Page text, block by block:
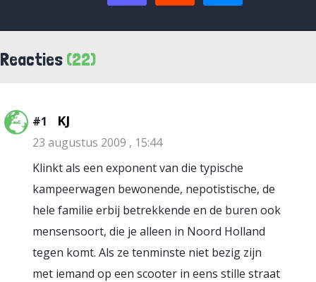
Reacties (22)
#1 KJ
23 augustus 2009 , 15:44
Klinkt als een exponent van die typische
kampeerwagen bewonende, nepotistische, de
hele familie erbij betrekkende en de buren ook
mensensoort, die je alleen in Noord Holland
tegen komt. Als ze tenminste niet bezig zijn
met iemand op een scooter in eens stille straat